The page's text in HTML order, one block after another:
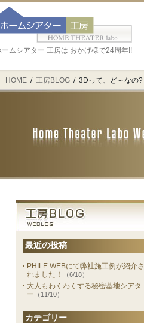
ームシアター 工房は おかげ様で24周年!!
HOME 工房BLOG 3Dって、ど～なの?
最近の投稿
PHILE WEBにて弊社施工例が紹介さ
れました！
（6/18）
大人もわくわくする秘密基地シアタ
ー （11/10）
カテゴリー